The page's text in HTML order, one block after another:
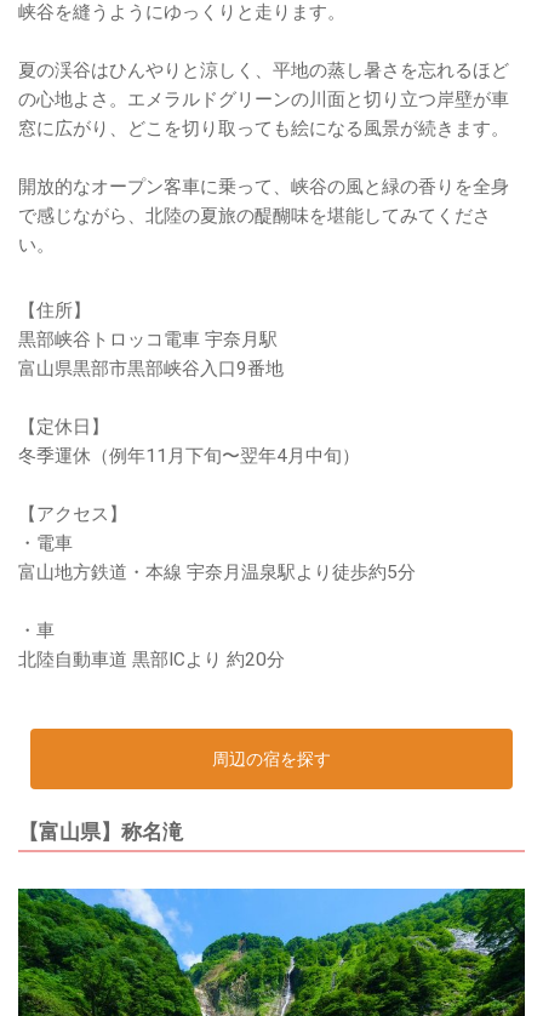
峡谷を縫うようにゆっくりと走ります。
夏の渓谷はひんやりと涼しく、平地の蒸し暑さを忘れるほど
の心地よさ。エメラルドグリーンの川面と切り立つ岸壁が車
窓に広がり、どこを切り取っても絵になる風景が続きます。
開放的なオープン客車に乗って、峡谷の風と緑の香りを全身
で感じながら、北陸の夏旅の醍醐味を堪能してみてくださ
い。
【住所】
黒部峡谷トロッコ電車 宇奈月駅
富山県黒部市黒部峡谷入口9番地
【定休日】
冬季運休（例年11月下旬〜翌年4月中旬）
【アクセス】
・電車
富山地方鉄道・本線 宇奈月温泉駅より徒歩約5分
・車
北陸自動車道 黒部ICより 約20分
周辺の宿を探す
【富山県】称名滝